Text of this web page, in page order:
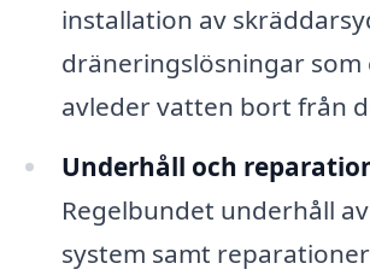
installation av
dräneringslösningar
avleder vatten bort från
Underhåll och
Regelbundet underhåll
system samt